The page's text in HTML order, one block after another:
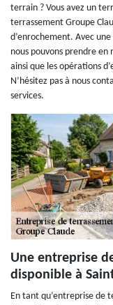
terrain ? Vous avez un
terrassement Groupe
d’enrochement. Avec
nous pouvons prendre
ainsi que les opérations
N’hésitez pas à nous
services.
Une entreprise
disponible à
En tant qu’entreprise de